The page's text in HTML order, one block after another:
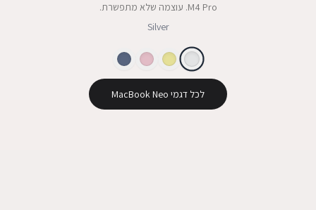
M4 Pro. עוצמה שלא מתפשרת.
Silver
לכל דגמי MacBook Neo